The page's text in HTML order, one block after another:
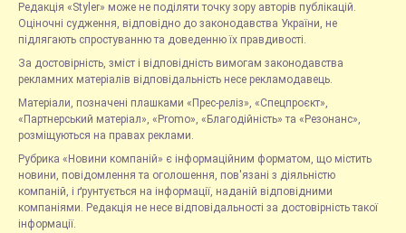
Редакція «Styler» може не поділяти точку зору авторів публікацій.
Оціночні судження, відповідно до законодавства України, не
підлягають спростуванню та доведенню їх правдивості.
За достовірність, зміст і відповідність вимогам законодавства
рекламних матеріалів відповідальність несе рекламодавець.
Матеріали, позначені плашками «Прес-реліз», «Спецпроєкт»,
«Партнерський матеріал», «Promo», «Благодійність» та «Резонанс»,
розміщуються на правах реклами.
Рубрика «Новини компаній» є інформаційним форматом, що містить
новини, повідомлення та оголошення, пов'язані з діяльністю
компаній, і ґрунтується на інформації, наданій відповідними
компаніями. Редакція не несе відповідальності за достовірність такої
інформації.